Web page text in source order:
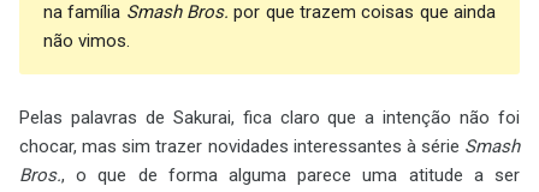
na família Smash Bros. por que trazem coisas que ainda
não vimos.
Pelas palavras de Sakurai, fica claro que a intenção não foi
chocar, mas sim trazer novidades interessantes à série Smash
Bros., o que de forma alguma parece uma atitude a ser